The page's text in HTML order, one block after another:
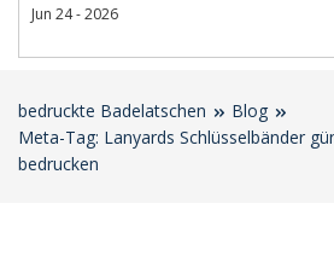
Jun 24 - 2026
bedruckte Badelatschen
Blog
Meta-Tag: Lanyards Schlüsselbänder
bedrucken